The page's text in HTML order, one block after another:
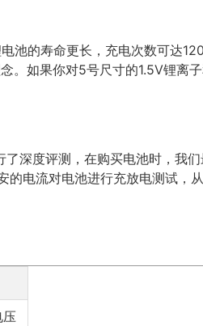
池的寿命更长，充电次数可达
。如果你对5号尺寸的1.5V锂离
深度评测，在购买电池时，我
电流对电池进行充放电测试，
压